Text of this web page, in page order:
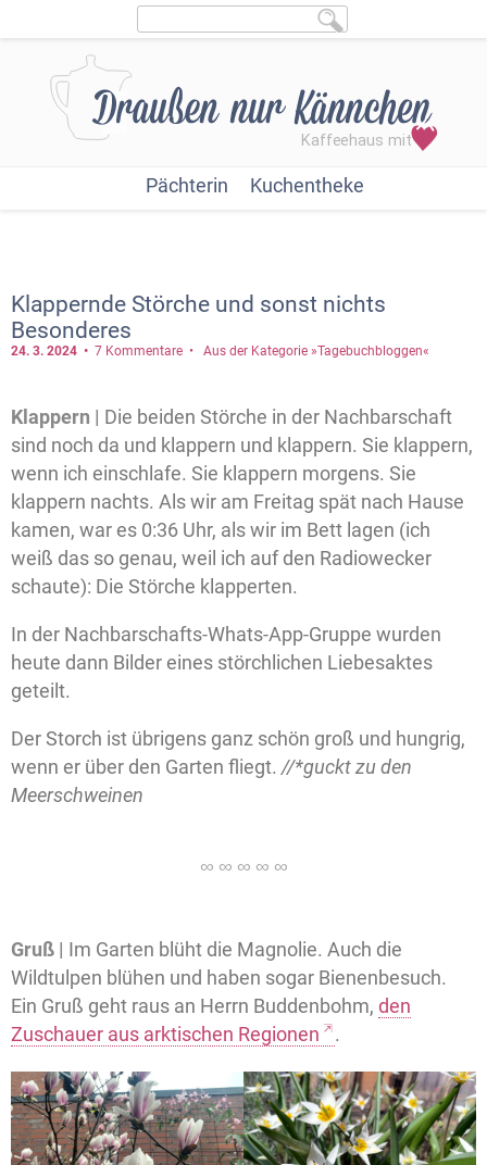
Pächterin Kuchentheke
Klappernde Störche und sonst nichts
Besonderes
24. 3. 2024 7 Kommentare Aus der Kategorie »Tagebuchbloggen«
Klappern | Die beiden Störche in der Nachbarschaft
sind noch da und klappern und klappern. Sie klappern,
wenn ich einschlafe. Sie klappern morgens. Sie
klappern nachts. Als wir am Freitag spät nach Hause
kamen, war es 0:36 Uhr, als wir im Bett lagen (ich
weiß das so genau, weil ich auf den Radiowecker
schaute): Die Störche klapperten.
In der Nachbarschafts-Whats-App-Gruppe wurden
heute dann Bilder eines störchlichen Liebesaktes
geteilt.
Der Storch ist übrigens ganz schön groß und hungrig,
wenn er über den Garten fliegt. //*guckt zu den
Meerschweinen
Gruß | Im Garten blüht die Magnolie. Auch die
Wildtulpen blühen und haben sogar Bienenbesuch.
Ein Gruß geht raus an Herrn Buddenbohm, den
Zuschauer aus arktischen Regionen
.